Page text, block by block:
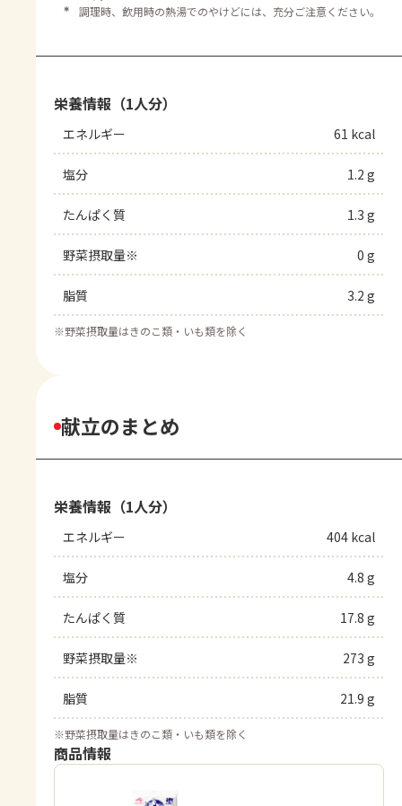
＊
調理時、飲用時の熱湯でのやけどには、充分ご注意ください。
栄養情報（1人分）
エネルギー 61 kcal
塩分 1.2 g
たんぱく質 1.3 g
野菜摂取量※ 0 g
脂質 3.2 g
※野菜摂取量はきのこ類・いも類を除く
献立のまとめ
栄養情報（1人分）
エネルギー 404 kcal
塩分 4.8 g
たんぱく質 17.8 g
野菜摂取量※ 273 g
脂質 21.9 g
※野菜摂取量はきのこ類・いも類を除く
商品情報